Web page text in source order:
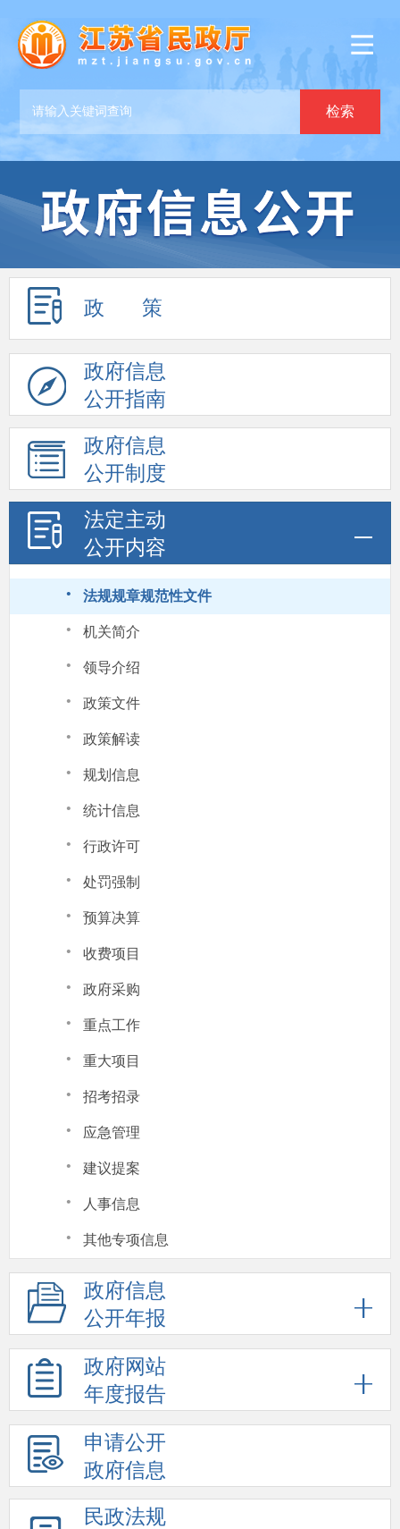
政 策
政府信息
公开指南
政府信息
公开制度
法定主动
公开内容
· 法规规章规范性文件
· 机关简介
· 领导介绍
· 政策文件
· 政策解读
· 规划信息
· 统计信息
· 行政许可
· 处罚强制
· 预算决算
· 收费项目
· 政府采购
· 重点工作
· 重大项目
· 招考招录
· 应急管理
· 建议提案
· 人事信息
· 其他专项信息
政府信息
公开年报
政府网站
年度报告
申请公开
政府信息
民政法规